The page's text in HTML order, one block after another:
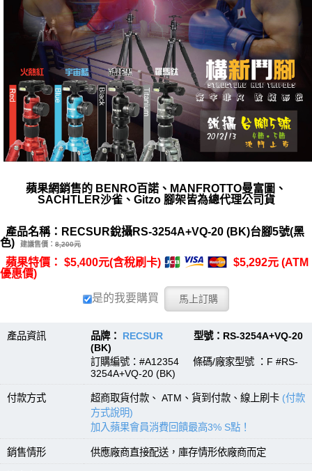
蘋果網銷售的 BENRO百諾、MANFROTTO曼富圖、
SACHTLER沙雀、Gitzo 腳架皆為總代理公司貨
產品名稱：RECSUR銳攝RS-3254A+VQ-20 (BK)台腳5號(黑
色)
建議售價： 8,200元
蘋果特價： $5,400元(含稅刷卡)
$5,292元 (ATM
優惠價)
是的我要購買
產品資訊 品牌： RECSUR 型號：RS-3254A+VQ-20
(BK)
訂購編號：#A12354 條碼/廠家型號 ：F #RS-
3254A+VQ-20 (BK)
付款方式 超商取貨付款、 ATM、貨到付款、線上刷卡 (付款
方式說明)
加入蘋果會員消費回饋最高3% S點！
銷售情形 供應廠商直接配送，庫存情形依廠商而定